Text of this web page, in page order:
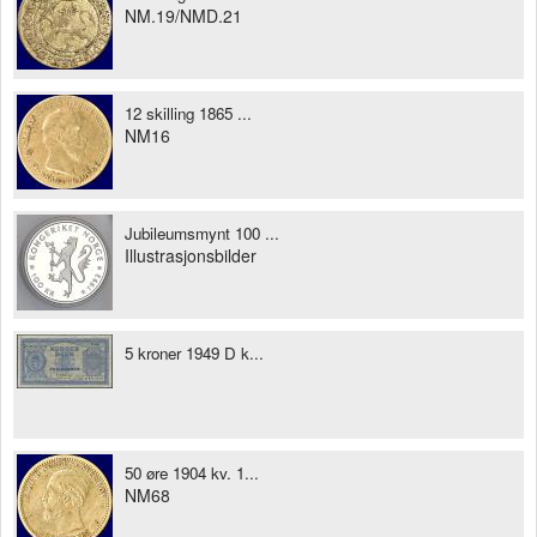
NM.19/NMD.21
12 skilling 1865 ...
NM16
Jubileumsmynt 100 ...
Illustrasjonsbilder
5 kroner 1949 D k...
50 øre 1904 kv. 1...
NM68